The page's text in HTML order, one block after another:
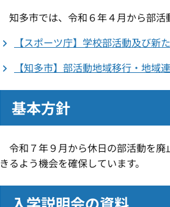
知多市では、令和６年４月から部活
【スポーツ庁】学校部活動及び新
【知多市】部活動地域移行・地域
基本方針
令和７年９月から休日の部活動を廃
きるよう機会を確保しています。